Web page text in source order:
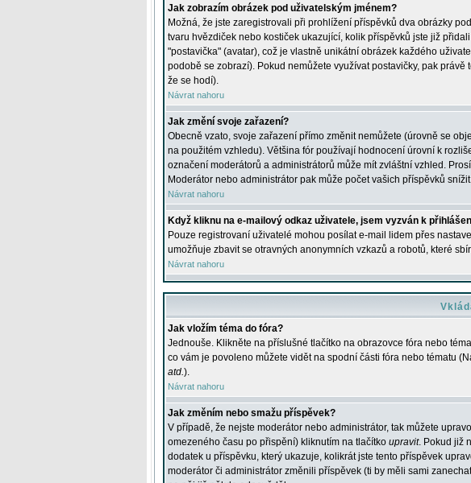
Jak zobrazím obrázek pod uživatelským jménem?
Možná, že jste zaregistrovali při prohlížení příspěvků dva obrázky
tvaru hvězdiček nebo kostiček ukazující, kolik příspěvků jste již
"postavička" (avatar), což je vlastně unikátní obrázek každého
podobě se zobrazí). Pokud nemůžete využívat postavičky, pak
že se hodí).
Návrat nahoru
Jak změní svoje zařazení?
Obecně vzato, svoje zařazení přímo změnit nemůžete (úrovně se
na použitém vzhledu). Většina fór používají hodnocení úrovní k
označení moderátorů a administrátorů může mít zvláštní vzhled.
Moderátor nebo administrátor pak může počet vašich příspěvků
Návrat nahoru
Když kliknu na e-mailový odkaz uživatele, jsem vyzván k
Pouze registrovaní uživatelé mohou posílat e-mail lidem přes
umožňuje zbavit se otravných anonymních vzkazů a robotů, které
Návrat nahoru
Jak vložím téma do fóra?
Jednouše. Klikněte na příslušné tlačítko na obrazovce fóra nebo
co vám je povoleno můžete vidět na spodní části fóra nebo tématu
atd.).
Návrat nahoru
Jak změním nebo smažu příspěvek?
V případě, že nejste moderátor nebo administrátor, tak můžete
omezeného času po přispění) kliknutím na tlačítko upravit. Pokud již
dodatek u příspěvku, který ukazuje, kolikrát jste tento příspěvek
moderátor či administrátor změnili příspěvek (ti by měli sami